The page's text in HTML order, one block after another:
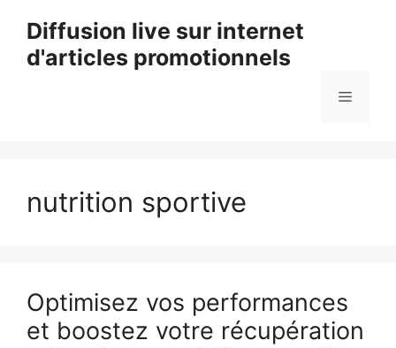
contenu
Diffusion live sur internet
d'articles promotionnels
Menu
nutrition sportive
Optimisez vos performances
et boostez votre récupération